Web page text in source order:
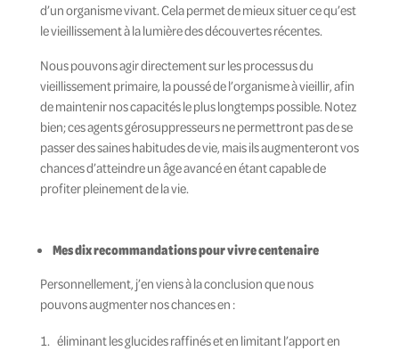
d’un organisme vivant. Cela permet de mieux situer ce qu’est
le vieillissement à la lumière des découvertes récentes.
Nous pouvons agir directement sur les processus du
vieillissement primaire, la poussé de l’organisme à vieillir, afin
de maintenir nos capacités le plus longtemps possible. Notez
bien; ces agents gérosuppresseurs ne permettront pas de se
passer des saines habitudes de vie, mais ils augmenteront vos
chances d’atteindre un âge avancé en étant capable de
profiter pleinement de la vie.
Mes dix recommandations pour vivre centenaire
Personnellement, j’en viens à la conclusion que nous
pouvons augmenter nos chances en :
éliminant les glucides raffinés et en limitant l’apport en